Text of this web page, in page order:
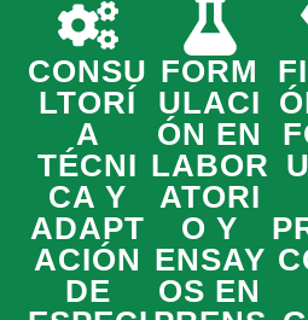
CONSU
LTORÍ
A
TÉCNI
CA Y
ADAPT
ACIÓN
DE
FORM
ULACI
ÓN EN
LABOR
ATORI
O Y
ENSAY
OS EN